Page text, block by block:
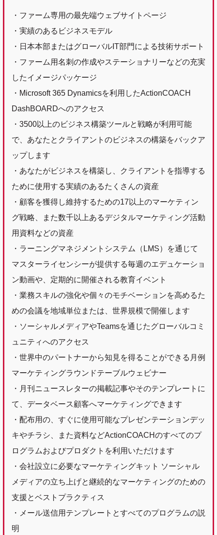
・ファーム専用の最先端ウェブサイトページ
・実績のあるビジネスモデル
・日本本部またはグローバルIT部門による技術サポート
・ファーム用名刺の作成やステーショナリーなどの充実
したイメージパッケージ
・Microsoft 365 Dynamicsを利用したActionCOACH
DashBOARDへのアクセス
・3500以上のビジネス構築ツールと戦略が利用可能
で、あなたとクライアントのビジネスの構築をバックア
ップします
・あなたがビジネスを構築し、クライアントを指導する
ために使用する実績のあるたくさんの資産
・顧客を獲得し維持するための17以上のマーケティン
グ戦略、また数千以上あるデジタルマーケティング活動
用資料などの資産
・ラーニングマネジメントシステム（LMS）を通じて
マスターライセンシーが提供する毎週のエデュケーショ
ン動画や、定期的に開催される教育イベント
・業務スキルの強化や個々のモチベーションを高めるた
めの会議を地域単位または、世界規模で開催します
・ソーシャルメディアやTeamsを通じたグローバルコミ
ュニティへのアクセス
・世界中のパートナーから知見を得ることができる月例
マーケティングラウンドテーブルウェビナー
・月刊ニュースレターの掲載記事やそのテンプレートに
て、データベース顧客へマーケティングできます
・配布用の、すぐに使用可能なプレゼンテーションデッ
キやチラシ、また資料などActionCOACHのすべてのプ
ログラムおよびプロダクトを利用いただけます
・会社設立に必要なマーケティングキット ソーシャル
メディアの立ち上げと継続的なマーケティングのための
支援とベストプラクティス
・メール送信用テンプレートとすべてのプログラムの説
明